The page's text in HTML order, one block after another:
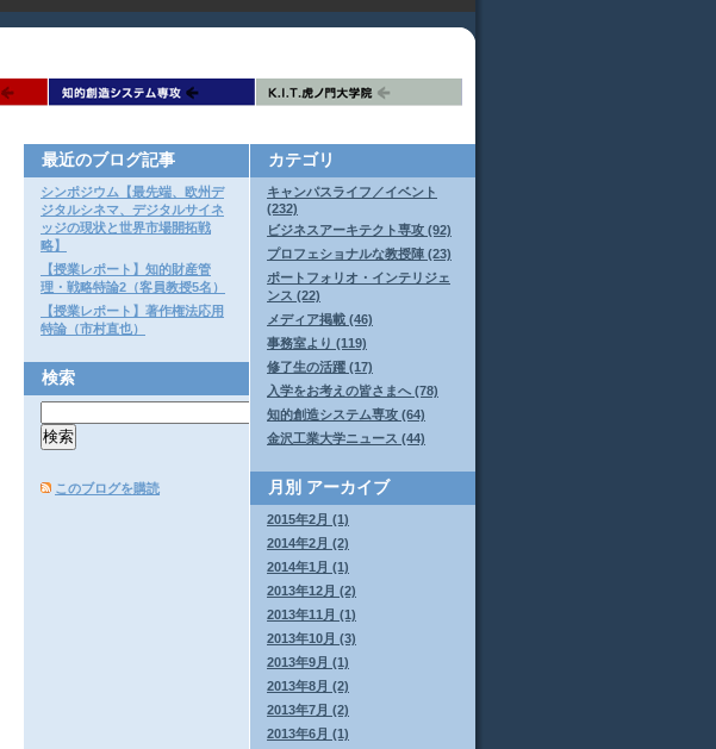
カテゴリ
キャンパスライフ／イベント
(232)
ビジネスアーキテクト専攻 (92)
プロフェショナルな教授陣 (23)
ポートフォリオ・インテリジェ
ンス (22)
メディア掲載 (46)
事務室より (119)
修了生の活躍 (17)
入学をお考えの皆さまへ (78)
知的創造システム専攻 (64)
金沢工業大学ニュース (44)
月別 アーカイブ
2015年2月 (1)
2014年2月 (2)
2014年1月 (1)
2013年12月 (2)
2013年11月 (1)
2013年10月 (3)
2013年9月 (1)
2013年8月 (2)
2013年7月 (2)
2013年6月 (1)
最近のブログ記事
シンポジウム【最先端、欧州デ
ジタルシネマ、デジタルサイネ
ッジの現状と世界市場開拓戦
略】
【授業レポート】知的財産管
理・戦略特論2（客員教授5名）
【授業レポート】著作権法応用
特論（市村直也）
検索
このブログを購読